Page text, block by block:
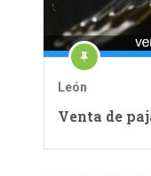
León
Venta de